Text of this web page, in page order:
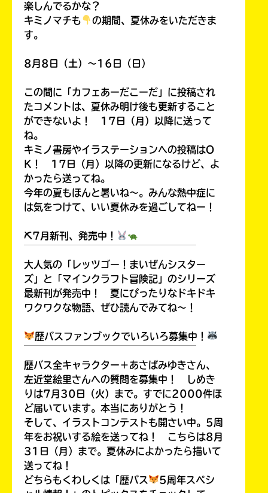
楽しんでるかな？
キミノマチも
の期間、夏休みをいただきま
す。
8月8日（土）～16日（日）
この間に「カフェあーだこーだ」に投稿され
たコメントは、夏休み明け後も更新すること
ができないよ！ 17日（月）以降に送って
ね。
キミノ書房やイラステーションへの投稿はO
K！ 17日（月）以降の更新になるけど、よ
かったら送ってね。
今年の夏もほんと暑いね～。みんな熱中症に
は気をつけて、いい夏休みを過ごしてねー！
⛏7月新刊、発売中！
大人気の「レッツゴー！まいぜんシスター
ズ」と「マインクラフト冒険記」のシリーズ
最新刊が発売中！ 夏にぴったりなドキドキ
ワクワクな物語、ぜひ読んでみてね～！
歴バスファンブックでいろいろ募集中！
歴バス全キャラクター＋あさばみゆきさん、
左近堂絵里さんへの質問を募集中！ しめき
りは7月30日（火）まで。すでに2000件ほ
ど届いています。本当にありがとう！
そして、イラストコンテストも開さい中。5周
年をお祝いする絵を送ってね！ こちらは8月
31日（月）まで。夏休みによかったら描いて
送ってね！
どちらもくわしくは「歴バス
5周年スペシ